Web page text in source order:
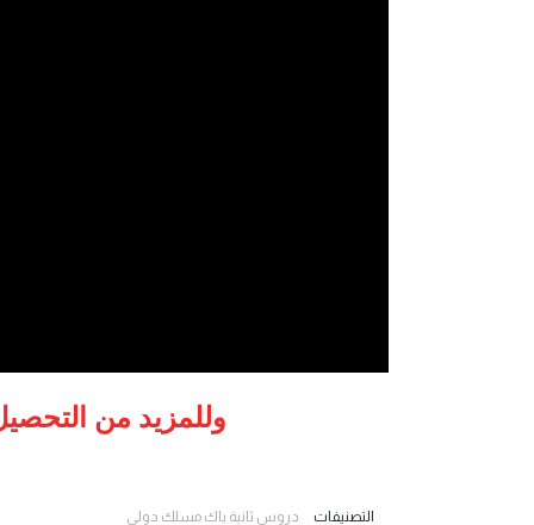
وللمزيد من
التصنيفات دروس ثانية باك مسلك دولي